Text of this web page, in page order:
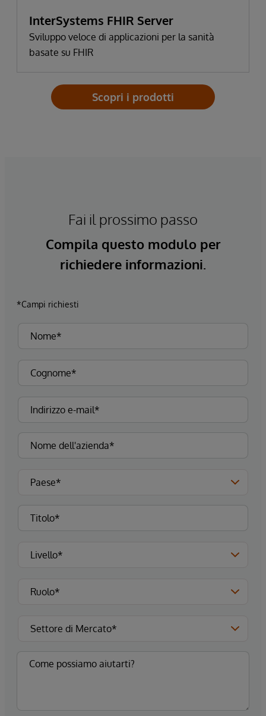
InterSystems FHIR Server
Sviluppo veloce di applicazioni per la sanità
basate su FHIR
Scopri i prodotti
Fai il prossimo passo
Compila questo modulo per
richiedere informazioni.
*Campi richiesti